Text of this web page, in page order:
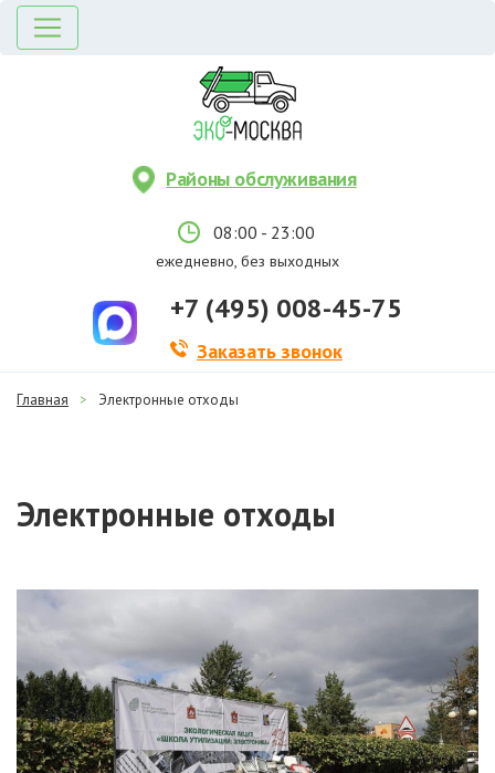
Районы обслуживания
08:00 - 23:00
ежедневно, без выходных
+7 (495) 008-45-75
Заказать звонок
Главная > Электронные отходы
Электронные отходы